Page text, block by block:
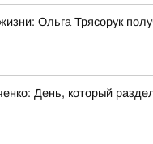
Ольга Трясорук
День, который